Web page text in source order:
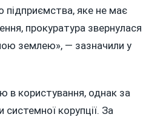
підприємства, яке не має
прокуратура звернулася
землею», — зазначили у
в користування, однак за
корупції. За